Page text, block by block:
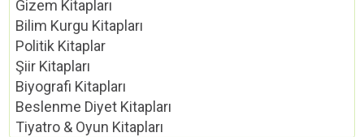
Gizem Kitapları
Bilim Kurgu Kitapları
Politik Kitaplar
Şiir Kitapları
Biyografi Kitapları
Beslenme Diyet Kitapları
Tiyatro & Oyun Kitapları